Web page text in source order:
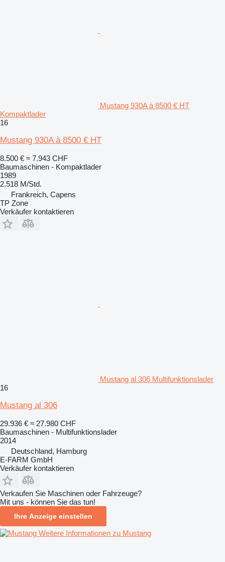
Mustang 930A à 8500 € HT
Kompaktlader
16
Mustang 930A à 8500 € HT
8.500 € ≈ 7.943 CHF
Baumaschinen - Kompaktlader
1989
2.518 M/Std.
Frankreich, Capens
TP Zone
Verkäufer kontaktieren
Mustang al 306 Multifunktionslader
16
Mustang al 306
29.936 € ≈ 27.980 CHF
Baumaschinen - Multifunktionslader
2014
Deutschland, Hamburg
E-FARM GmbH
Verkäufer kontaktieren
Verkaufen Sie Maschinen oder Fahrzeuge?
Mit uns - können Sie das tun!
Ihre Anzeige einstellen
Weitere Informationen zu Mustang